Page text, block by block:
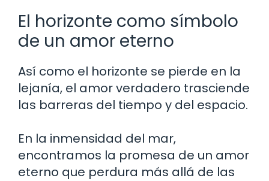
El horizonte como símbolo
de un amor eterno
Así como el horizonte se pierde en la
lejanía, el amor verdadero trasciende
las barreras del tiempo y del espacio.
En la inmensidad del mar,
encontramos la promesa de un amor
eterno que perdura más allá de las